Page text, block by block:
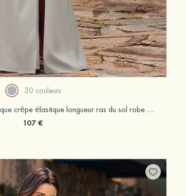
30 couleurs
Fourreau bateau satin élastique crêpe élastique longueur ras du sol robe de demoiselle d'honneur avec plissé fendue
107 €